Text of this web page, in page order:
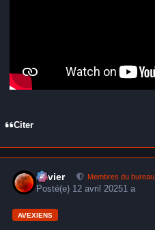
Citer
Xavier Membres du bureau
Posté(e) 12 avril 20251 a
AVEXIENS